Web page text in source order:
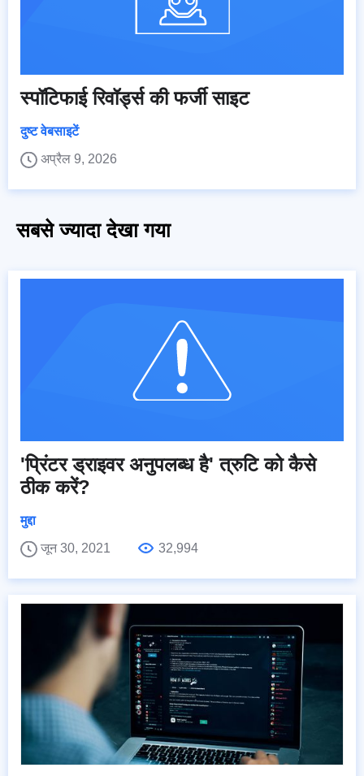
स्पॉटिफाई रिवॉर्ड्स की फर्जी साइट
दुष्ट वेबसाइटें
अप्रैल 9, 2026
सबसे ज्यादा देखा गया
'प्रिंटर ड्राइवर अनुपलब्ध है' त्रुटि को कैसे
ठीक करें?
मुद्दा
जून 30, 2021
32,994